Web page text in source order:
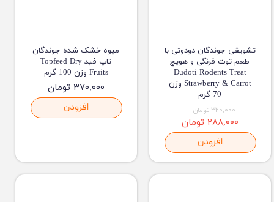
تشویقی جوندگان دودوتی با
طعم توت فرنگی و هویج
Dudoti Rodents Treat
Strawberry & Carrot وزن
70 گرم
۳۲۰,۰۰۰ تومان
۲۸۸,۰۰۰ تومان
افزودن
میوه خشک شده جوندگان
تاپ فید Topfeed Dry
Fruits وزن 100 گرم
۳۷۰,۰۰۰ تومان
افزودن